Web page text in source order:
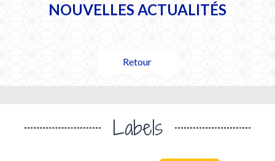
NOUVELLES ACTUALITÉS
Retour
Labels